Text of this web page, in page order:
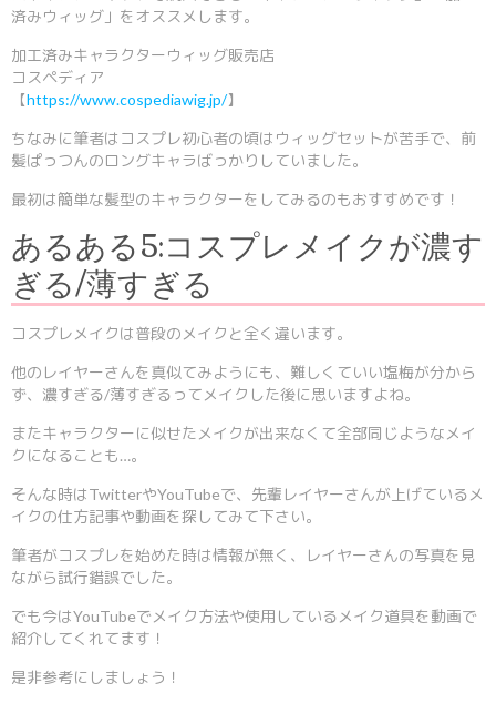
済みウィッグ」をオススメします。
加工済みキャラクターウィッグ販売店
コスペディア
【https://www.cospediawig.jp/】
ちなみに筆者はコスプレ初心者の頃はウィッグセットが苦手で、前
髪ぱっつんのロングキャラばっかりしていました。
最初は簡単な髪型のキャラクターをしてみるのもおすすめです！
あるある5:コスプレメイクが濃す
ぎる/薄すぎる
コスプレメイクは普段のメイクと全く違います。
他のレイヤーさんを真似てみようにも、難しくていい塩梅が分から
ず、濃すぎる/薄すぎるってメイクした後に思いますよね。
またキャラクターに似せたメイクが出来なくて全部同じようなメイ
クになることも…。
そんな時はTwitterやYouTubeで、先輩レイヤーさんが上げているメ
イクの仕方記事や動画を探してみて下さい。
筆者がコスプレを始めた時は情報が無く、レイヤーさんの写真を見
ながら試行錯誤でした。
でも今はYouTubeでメイク方法や使用しているメイク道具を動画で
紹介してくれてます！
是非参考にしましょう！